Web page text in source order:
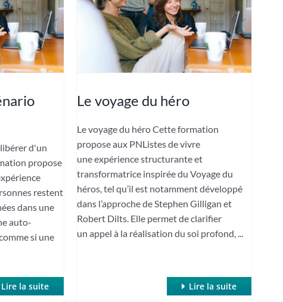
d'un
propose
restent
dans une
auto-
si une
Lire la suite
Le voyage du héro
Le voyage du héro Cette formation
propose aux PNListes de vivre
une expérience structurante et
transformatrice inspirée du Voyage du
héros, tel qu’il est notamment développé
dans l’approche de Stephen Gilligan et
Robert Dilts. Elle permet de clarifier
un appel à la réalisation du soi profond, ...
Lire la suite